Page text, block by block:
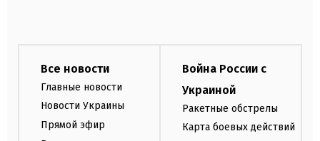
Все новости
Главные новости
Новости Украины
Прямой эфир
Война России с
Украиной
Ракетные обстрелы
Карта боевых действий